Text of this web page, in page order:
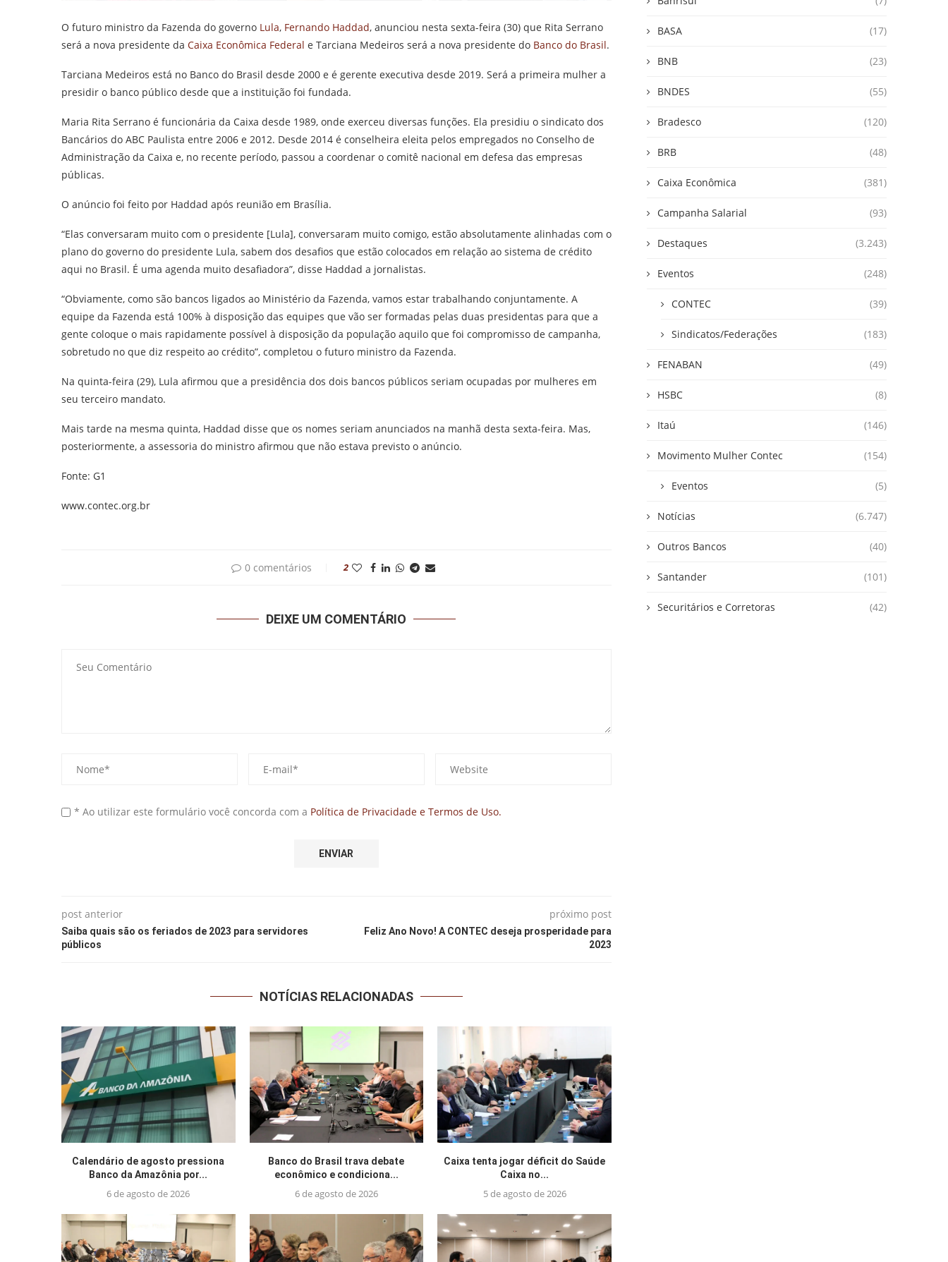
O futuro ministro da Fazenda do governo Lula, Fernando Haddad, anunciou nesta sexta-feira (30) que Rita Serrano
será a nova presidente da Caixa Econômica Federal e Tarciana Medeiros será a nova presidente do Banco do Brasil.
Tarciana Medeiros está no Banco do Brasil desde 2000 e é gerente executiva desde 2019. Será a primeira mulher a
presidir o banco público desde que a instituição foi fundada.
Maria Rita Serrano é funcionária da Caixa desde 1989, onde exerceu diversas funções. Ela presidiu o sindicato dos
Bancários do ABC Paulista entre 2006 e 2012. Desde 2014 é conselheira eleita pelos empregados no Conselho de
Administração da Caixa e, no recente período, passou a coordenar o comitê nacional em defesa das empresas
públicas.
O anúncio foi feito por Haddad após reunião em Brasília.
“Elas conversaram muito com o presidente [Lula], conversaram muito comigo, estão absolutamente alinhadas com o
plano do governo do presidente Lula, sabem dos desafios que estão colocados em relação ao sistema de crédito
aqui no Brasil. É uma agenda muito desafiadora”, disse Haddad a jornalistas.
“Obviamente, como são bancos ligados ao Ministério da Fazenda, vamos estar trabalhando conjuntamente. A
equipe da Fazenda está 100% à disposição das equipes que vão ser formadas pelas duas presidentas para que a
gente coloque o mais rapidamente possível à disposição da população aquilo que foi compromisso de campanha,
sobretudo no que diz respeito ao crédito”, completou o futuro ministro da Fazenda.
Na quinta-feira (29), Lula afirmou que a presidência dos dois bancos públicos seriam ocupadas por mulheres em
seu terceiro mandato.
Mais tarde na mesma quinta, Haddad disse que os nomes seriam anunciados na manhã desta sexta-feira. Mas,
posteriormente, a assessoria do ministro afirmou que não estava previsto o anúncio.
Fonte: G1
www.contec.org.br
0 comentários 2
DEIXE UM COMENTÁRIO
* Ao utilizar este formulário você concorda com a Política de Privacidade e Termos de Uso.
post anterior
Saiba quais são os feriados de 2023 para servidores
públicos
próximo post
Feliz Ano Novo! A CONTEC deseja prosperidade para
2023
NOTÍCIAS RELACIONADAS
Calendário de agosto pressiona
Banco da Amazônia por...
6 de agosto de 2026
Banco do Brasil trava debate
econômico e condiciona...
6 de agosto de 2026
Caixa tenta jogar déficit do Saúde
Caixa no...
5 de agosto de 2026
BASA (17)
BNB (23)
BNDES (55)
Bradesco (120)
BRB (48)
Caixa Econômica (381)
Campanha Salarial (93)
Destaques (3.243)
Eventos (248)
CONTEC (39)
Sindicatos/Federações (183)
FENABAN (49)
HSBC (8)
Itaú (146)
Movimento Mulher Contec (154)
Eventos (5)
Notícias (6.747)
Outros Bancos (40)
Santander (101)
Securitários e Corretoras (42)